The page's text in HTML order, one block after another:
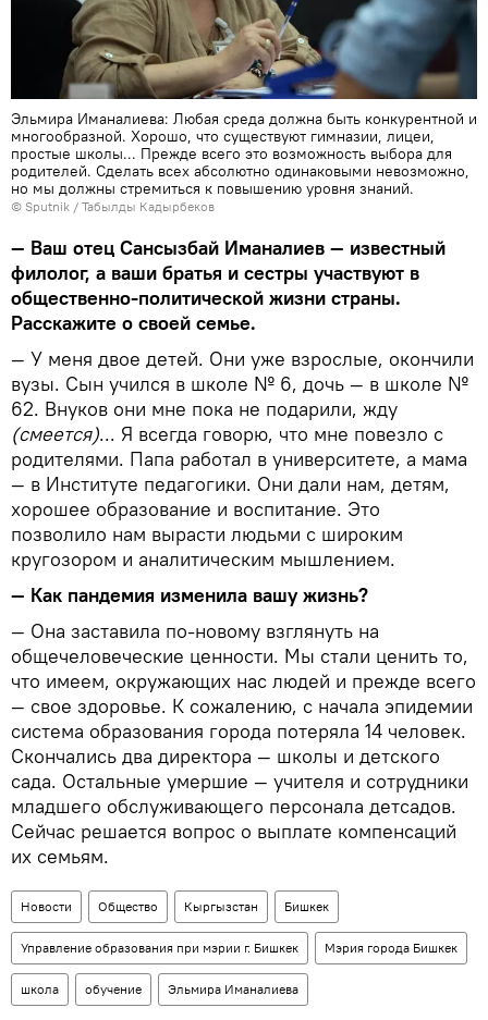
Эльмира Иманалиева: Любая среда должна быть конкурентной и
многообразной. Хорошо, что существуют гимназии, лицеи,
простые школы... Прежде всего это возможность выбора для
родителей. Сделать всех абсолютно одинаковыми невозможно,
но мы должны стремиться к повышению уровня знаний.
© Sputnik / Табылды Кадырбеков
— Ваш отец Сансызбай Иманалиев — известный
филолог, а ваши братья и сестры участвуют в
общественно-политической жизни страны.
Расскажите о своей семье.
— У меня двое детей. Они уже взрослые, окончили
вузы. Сын учился в школе № 6, дочь — в школе №
62. Внуков они мне пока не подарили, жду
(смеется)... Я всегда говорю, что мне повезло с
родителями. Папа работал в университете, а мама
— в Институте педагогики. Они дали нам, детям,
хорошее образование и воспитание. Это
позволило нам вырасти людьми с широким
кругозором и аналитическим мышлением.
— Как пандемия изменила вашу жизнь?
— Она заставила по-новому взглянуть на
общечеловеческие ценности. Мы стали ценить то,
что имеем, окружающих нас людей и прежде всего
— свое здоровье. К сожалению, с начала эпидемии
система образования города потеряла 14 человек.
Скончались два директора — школы и детского
сада. Остальные умершие — учителя и сотрудники
младшего обслуживающего персонала детсадов.
Сейчас решается вопрос о выплате компенсаций
их семьям.
Новости Общество Кыргызстан Бишкек
Управление образования при мэрии г. Бишкек Мэрия города Бишкек
школа обучение Эльмира Иманалиева